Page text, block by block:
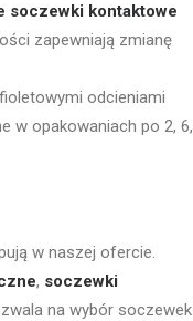
soczewki kontaktowe
zapewniają zmianę
odcieniami
w opakowaniach po 2, 6,
w naszej ofercie.
, soczewki
na wybór soczewek